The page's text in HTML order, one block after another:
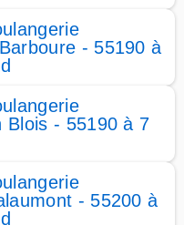
- 55190 à
Blois - 55190 à 7
- 55200 à